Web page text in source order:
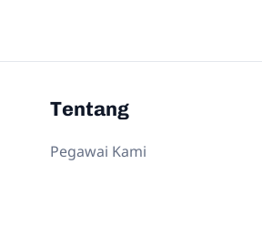
Tentang
Pegawai Kami